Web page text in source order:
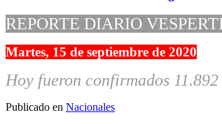
REPORTE DIARIO
Martes, 15 de septiembre de 2020
Hoy fueron confirmados
Publicado en Nacionales